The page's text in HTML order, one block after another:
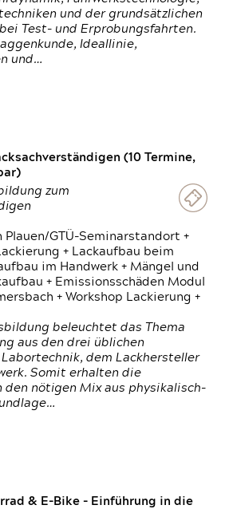
und der grundsätzlichen
Test- und Erprobungsfahrten.
Ideallinie,
und…
(10 Termine,
zum
Plauen/GTÜ-Seminarstandort +
+ Lackaufbau beim
im Handwerk + Mängel und
+ Emissionsschäden Modul
+ Workshop Lackierung +
beleuchtet das Thema
aus den drei üblichen
Labortechnik, dem Lackhersteller
Somit erhalten die
den nötigen Mix aus physikalisch-
& E-Bike - Einführung in die